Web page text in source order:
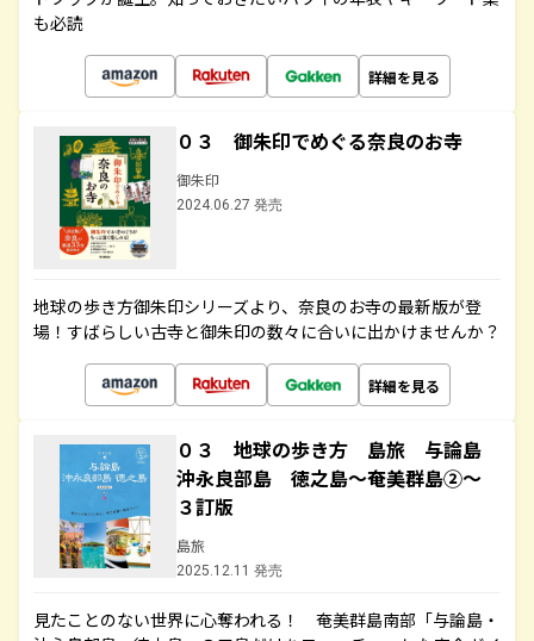
も必読
詳細を見る
０３ 御朱印でめぐる奈良のお寺
御朱印
2024.06.27 発売
地球の歩き方御朱印シリーズより、奈良のお寺の最新版が登
場！すばらしい古寺と御朱印の数々に合いに出かけませんか？
詳細を見る
０３ 地球の歩き方 島旅 与論島
沖永良部島 徳之島～奄美群島②～
３訂版
島旅
2025.12.11 発売
見たことのない世界に心奪われる！ 奄美群島南部「与論島・